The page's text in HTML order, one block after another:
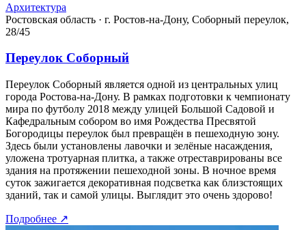
Архитектура
Ростовская область · г. Ростов-на-Дону, Соборный переулок,
28/45
Переулок Соборный
Переулок Соборный является одной из центральных улиц
города Ростова-на-Дону. В рамках подготовки к чемпионату
мира по футболу 2018 между улицей Большой Садовой и
Кафедральным собором во имя Рождества Пресвятой
Богородицы переулок был превращён в пешеходную зону.
Здесь были установлены лавочки и зелёные насаждения,
уложена тротуарная плитка, а также отреставрированы все
здания на протяжении пешеходной зоны. В ночное время
суток зажигается декоративная подсветка как близстоящих
зданий, так и самой улицы. Выглядит это очень здорово!
Подробнее ↗